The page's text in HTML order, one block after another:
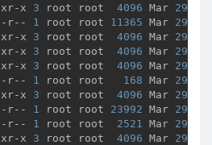
x
3 root root 4096 Mar 29
r--
1 root root 11365 Mar 29
x
3 root root 4096 Mar 29
x
3 root root 4096 Mar 29
x
3 root root 4096 Mar 29
r--
1 root root 168 Mar 29
x
3 root root 4096 Mar 29
r--
1 root root 23992 Mar 29
r--
1 root root 2521 Mar 29
x
3 root root 4096 Mar 29